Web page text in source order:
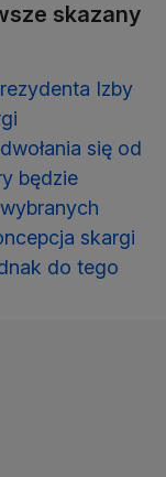
skazany
Izby
się od
będzie
skargi
do tego